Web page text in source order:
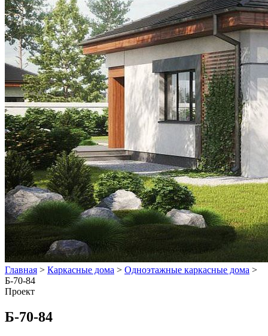
Главная > Каркасные дома > Одноэтажные каркасные дома >
Б-70-84
Проект
Б-70-84